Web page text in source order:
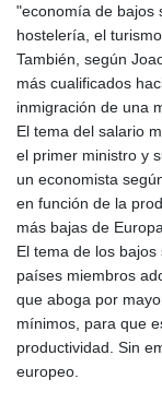
"economía de bajos
hostelería, el
También, según
más cualificados
inmigración de una
El tema del salario
el primer ministro y
un economista
en función de la
más bajas de Europa.
El tema de los
países miembros
que aboga por
mínimos, para que
productividad. Sin
europeo.